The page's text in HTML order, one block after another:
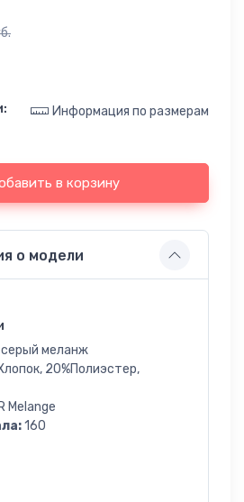
Информация по размерам
в корзину
о модели
меланж
20%Полиэстер,
Melange
160